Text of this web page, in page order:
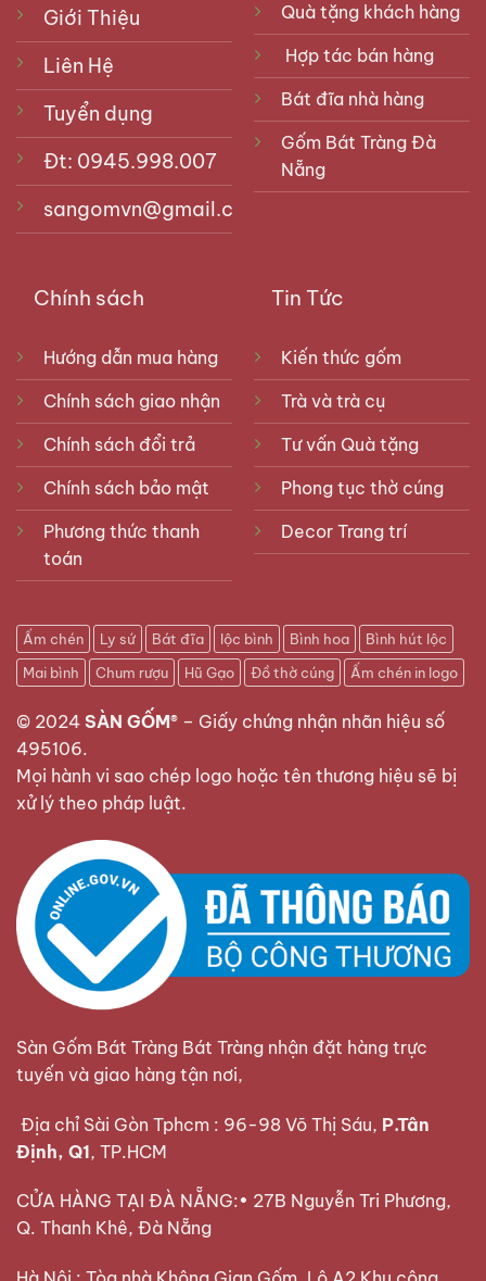
Giới Thiệu
Liên Hệ
Tuyển dụng
Đt: 0945.998.007
sangomvn@gmail.com
Quà tặng khách hàng
Hợp tác bán hàng
Bát đĩa nhà hàng
Gốm Bát Tràng Đà
Nẵng
Chính sách
Hướng dẫn mua hàng
Chính sách giao nhận
Chính sách đổi trả
Chính sách bảo mật
Phương thức thanh
toán
Tin Tức
Kiến thức gốm
Trà và trà cụ
Tư vấn Quà tặng
Phong tục thờ cúng
Decor Trang trí
Ấm chén Ly sứ Bát đĩa lộc bình Bình hoa
Bình hút lộc
Mai bình
Chum rượu Hũ Gạo Đồ thờ cúng Ấm chén in logo
© 2024 SÀN GỐM® – Giấy chứng nhận nhãn hiệu số
495106.
Mọi hành vi sao chép logo hoặc tên thương hiệu sẽ bị
xử lý theo pháp luật.
Sàn Gốm Bát Tràng Bát Tràng nhận đặt hàng trực
tuyến và giao hàng tận nơi,
Địa chỉ Sài Gòn Tphcm : 96-98 Võ Thị Sáu, P.Tân
Định, Q1, TP.HCM
CỬA HÀNG TẠI ĐÀ NẴNG:• 27B Nguyễn Tri Phương,
Q. Thanh Khê, Đà Nẵng